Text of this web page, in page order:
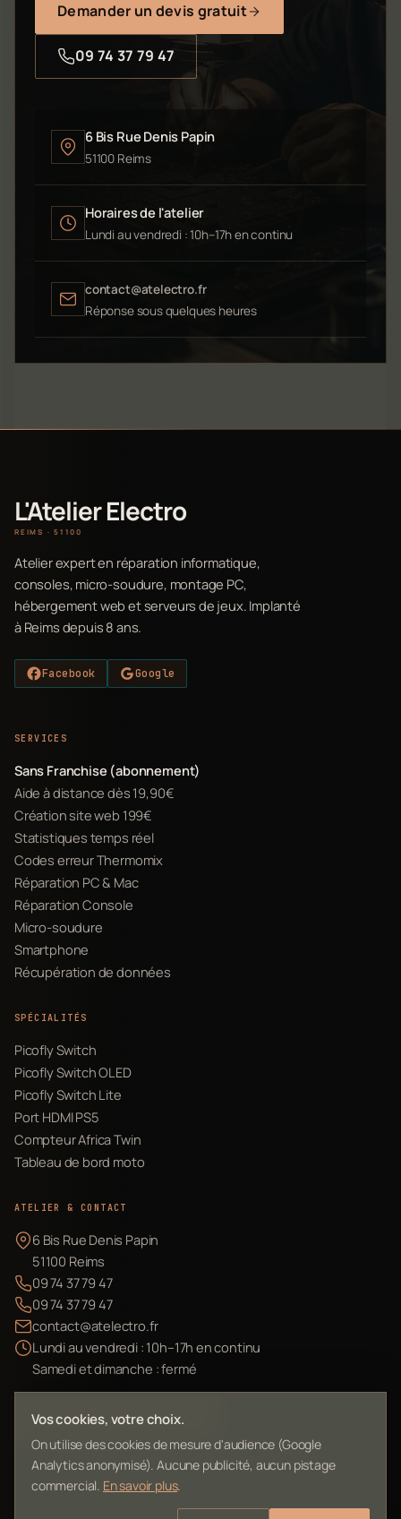
Demander un devis gratuit
09 74 37 79 47
6 Bis Rue Denis Papin
51100 Reims
Horaires de l'atelier
Lundi au vendredi : 10h–17h en continu
contact@atelectro.fr
Réponse sous quelques heures
L'Atelier Electro
REIMS · 51100
Atelier expert en réparation informatique,
consoles, micro-soudure, montage PC,
hébergement web et serveurs de jeux. Implanté
à Reims depuis 8 ans.
Facebook Google
SERVICES
Sans Franchise (abonnement)
Aide à distance dès 19,90€
Création site web 199€
Statistiques temps réel
Codes erreur Thermomix
Réparation PC & Mac
Réparation Console
Micro-soudure
Smartphone
Récupération de données
SPÉCIALITÉS
Picofly Switch
Picofly Switch OLED
Picofly Switch Lite
Port HDMI PS5
Compteur Africa Twin
Tableau de bord moto
ATELIER & CONTACT
6 Bis Rue Denis Papin
51100 Reims
09 74 37 79 47
09 74 37 79 47
contact@atelectro.fr
Lundi au vendredi : 10h–17h en continu
Samedi et dimanche : fermé
Envoyer mon matériel
Vos cookies, votre choix.
On utilise des cookies de mesure d'audience (Google
Analytics anonymisé). Aucune publicité, aucun pistage
commercial. En savoir plus.